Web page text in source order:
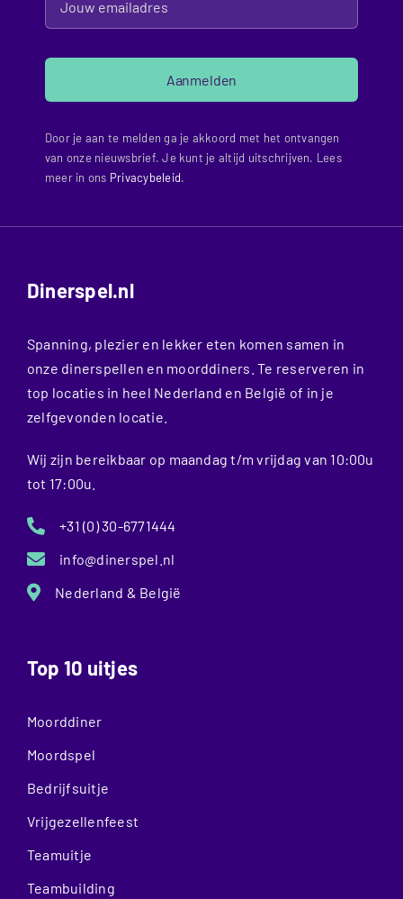
Aanmelden
Door je aan te melden ga je akkoord met het ontvangen
van onze nieuwsbrief. Je kunt je altijd uitschrijven. Lees
meer in ons Privacybeleid.
Dinerspel.nl
Spanning, plezier en lekker eten komen samen in
onze dinerspellen en moorddiners. Te reserveren in
top locaties in heel Nederland en België of in je
zelfgevonden locatie.
Wij zijn bereikbaar op maandag t/m vrijdag van 10:00u
tot 17:00u.
+31 (0) 30-6771444
info@dinerspel.nl
Nederland & België
Top 10 uitjes
Moorddiner
Moordspel
Bedrijfsuitje
Vrijgezellenfeest
Teamuitje
Teambuilding